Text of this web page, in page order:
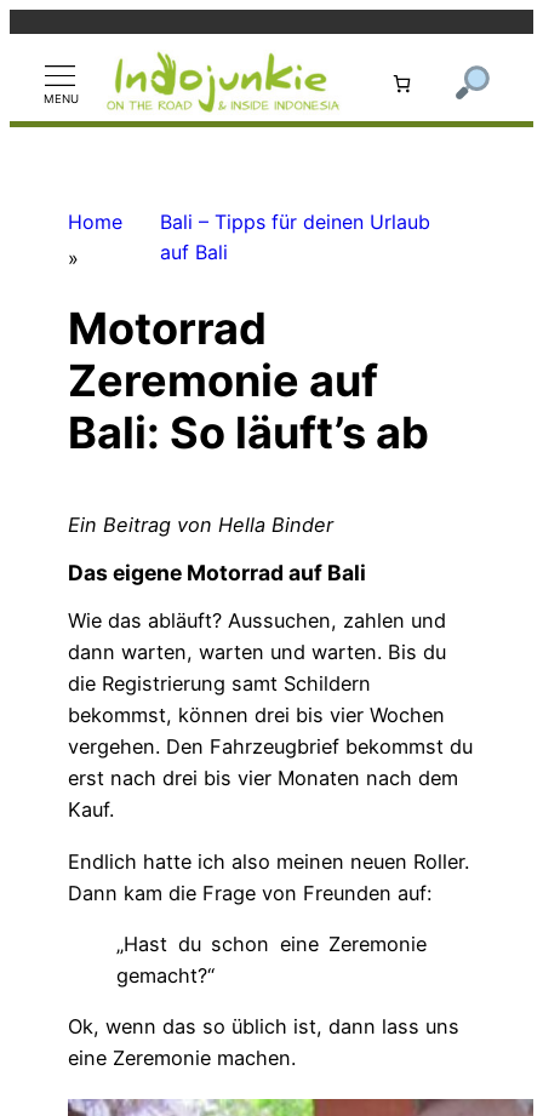
springen
Home
»
Bali – Tipps für deinen Urlaub
auf Bali
Motorrad
Zeremonie auf
Bali: So läuft’s ab
Ein Beitrag von Hella Binder
Das eigene Motorrad auf Bali
Wie das abläuft? Aussuchen, zahlen und
dann warten, warten und warten. Bis du
die Registrierung samt Schildern
bekommst, können drei bis vier Wochen
vergehen. Den Fahrzeugbrief bekommst du
erst nach drei bis vier Monaten nach dem
Kauf.
Endlich hatte ich also meinen neuen Roller.
Dann kam die Frage von Freunden auf:
„Hast du schon eine Zeremonie
gemacht?“
Ok, wenn das so üblich ist, dann lass uns
eine Zeremonie machen.